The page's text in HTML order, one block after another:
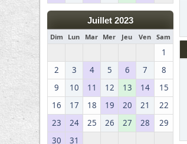
Juillet 2023
Dim Lun Mar Mer Jeu Ven Sam
1
2
3 4 5 6 7
8
9
10 11 12 13 14
15
16
17 18 19 20 21
22
23
24 25 26 27 28
29
30
31